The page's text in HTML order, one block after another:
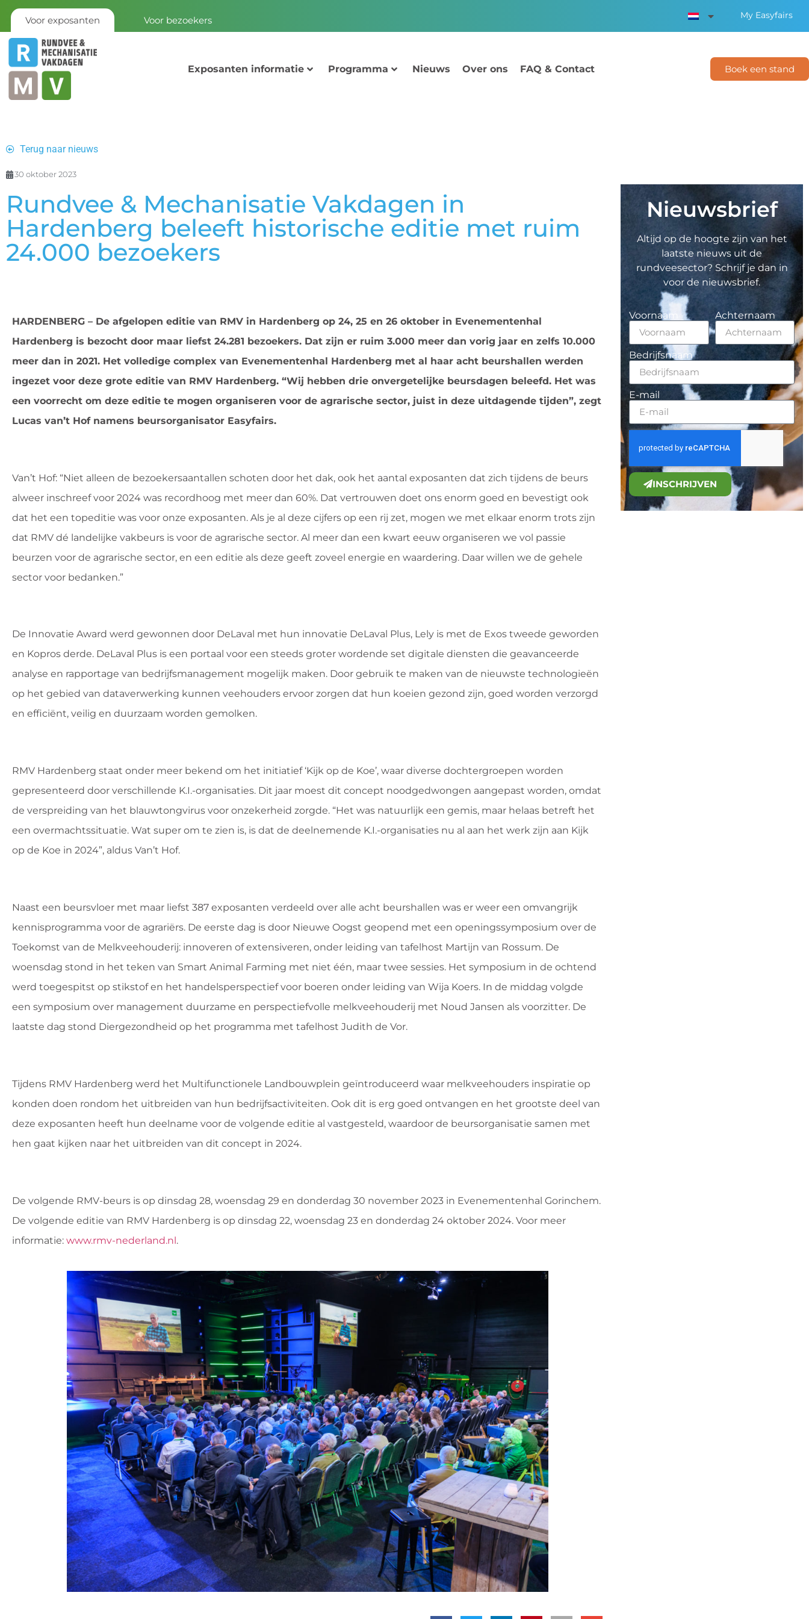
Voor exposanten Voor bezoekers My Easyfairs
Exposanten informatie Programma Nieuws Over ons FAQ & Contact Boek een stand
Terug naar nieuws
30 oktober 2023
Rundvee & Mechanisatie Vakdagen in
Hardenberg beleeft historische editie met ruim
24.000 bezoekers
HARDENBERG – De afgelopen editie van RMV in Hardenberg op 24, 25 en 26 oktober in Evenementenhal
Hardenberg is bezocht door maar liefst 24.281 bezoekers. Dat zijn er ruim 3.000 meer dan vorig jaar en zelfs 10.000
meer dan in 2021. Het volledige complex van Evenementenhal Hardenberg met al haar acht beurshallen werden
ingezet voor deze grote editie van RMV Hardenberg. “Wij hebben drie onvergetelijke beursdagen beleefd. Het was
een voorrecht om deze editie te mogen organiseren voor de agrarische sector, juist in deze uitdagende tijden”, zegt
Lucas van’t Hof namens beursorganisator Easyfairs.
Van’t Hof: “Niet alleen de bezoekersaantallen schoten door het dak, ook het aantal exposanten dat zich tijdens de beurs
alweer inschreef voor 2024 was recordhoog met meer dan 60%. Dat vertrouwen doet ons enorm goed en bevestigt ook
dat het een topeditie was voor onze exposanten. Als je al deze cijfers op een rij zet, mogen we met elkaar enorm trots zijn
dat RMV dé landelijke vakbeurs is voor de agrarische sector. Al meer dan een kwart eeuw organiseren we vol passie
beurzen voor de agrarische sector, en een editie als deze geeft zoveel energie en waardering. Daar willen we de gehele
sector voor bedanken.”
De Innovatie Award werd gewonnen door DeLaval met hun innovatie DeLaval Plus, Lely is met de Exos tweede geworden
en Kopros derde. DeLaval Plus is een portaal voor een steeds groter wordende set digitale diensten die geavanceerde
analyse en rapportage van bedrijfsmanagement mogelijk maken. Door gebruik te maken van de nieuwste technologieën
op het gebied van dataverwerking kunnen veehouders ervoor zorgen dat hun koeien gezond zijn, goed worden verzorgd
en efficiënt, veilig en duurzaam worden gemolken.
RMV Hardenberg staat onder meer bekend om het initiatief ‘Kijk op de Koe’, waar diverse dochtergroepen worden
gepresenteerd door verschillende K.I.-organisaties. Dit jaar moest dit concept noodgedwongen aangepast worden, omdat
de verspreiding van het blauwtongvirus voor onzekerheid zorgde. “Het was natuurlijk een gemis, maar helaas betreft het
een overmachtssituatie. Wat super om te zien is, is dat de deelnemende K.I.-organisaties nu al aan het werk zijn aan Kijk
op de Koe in 2024”, aldus Van’t Hof.
Naast een beursvloer met maar liefst 387 exposanten verdeeld over alle acht beurshallen was er weer een omvangrijk
kennisprogramma voor de agrariërs. De eerste dag is door Nieuwe Oogst geopend met een openingssymposium over de
Toekomst van de Melkveehouderij: innoveren of extensiveren, onder leiding van tafelhost Martijn van Rossum. De
woensdag stond in het teken van Smart Animal Farming met niet één, maar twee sessies. Het symposium in de ochtend
werd toegespitst op stikstof en het handelsperspectief voor boeren onder leiding van Wija Koers. In de middag volgde
een symposium over management duurzame en perspectiefvolle melkveehouderij met Noud Jansen als voorzitter. De
laatste dag stond Diergezondheid op het programma met tafelhost Judith de Vor.
Tijdens RMV Hardenberg werd het Multifunctionele Landbouwplein geïntroduceerd waar melkveehouders inspiratie op
konden doen rondom het uitbreiden van hun bedrijfsactiviteiten. Ook dit is erg goed ontvangen en het grootste deel van
deze exposanten heeft hun deelname voor de volgende editie al vastgesteld, waardoor de beursorganisatie samen met
hen gaat kijken naar het uitbreiden van dit concept in 2024.
De volgende RMV-beurs is op dinsdag 28, woensdag 29 en donderdag 30 november 2023 in Evenementenhal Gorinchem.
De volgende editie van RMV Hardenberg is op dinsdag 22, woensdag 23 en donderdag 24 oktober 2024. Voor meer
informatie: www.rmv-nederland.nl.
Nieuwsbrief
Altijd op de hoogte zijn van het
laatste nieuws uit de
rundveesector? Schrijf je dan in
voor de nieuwsbrief.
Voornaam Achternaam
Bedrijfsnaam
E-mail
INSCHRIJVEN